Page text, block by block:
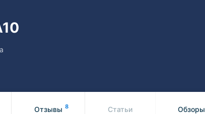
Отзывы 8 Статьи Обзоры